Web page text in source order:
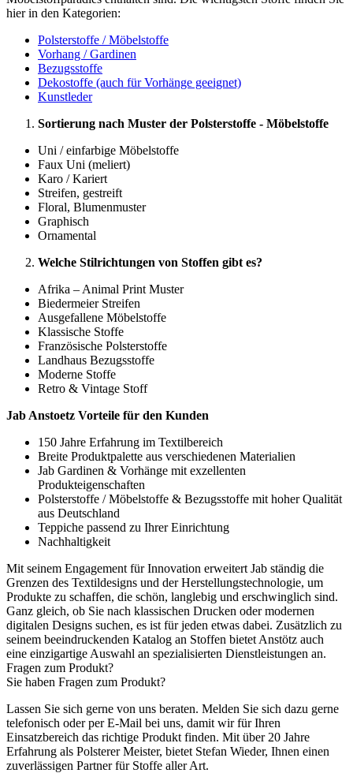
hier in den Kategorien:
Polsterstoffe / Möbelstoffe
Vorhang / Gardinen
Bezugsstoffe
Dekostoffe (auch für Vorhänge geeignet)
Kunstleder
Sortierung nach Muster der Polsterstoffe - Möbelstoffe
Uni / einfarbige Möbelstoffe
Faux Uni (meliert)
Karo / Kariert
Streifen, gestreift
Floral, Blumenmuster
Graphisch
Ornamental
Welche Stilrichtungen von Stoffen gibt es?
Afrika – Animal Print Muster
Biedermeier Streifen
Ausgefallene Möbelstoffe
Klassische Stoffe
Französische Polsterstoffe
Landhaus Bezugsstoffe
Moderne Stoffe
Retro & Vintage Stoff
Jab Anstoetz Vorteile für den Kunden
150 Jahre Erfahrung im Textilbereich
Breite Produktpalette aus verschiedenen Materialien
Jab Gardinen & Vorhänge mit exzellenten
Produkteigenschaften
Polsterstoffe / Möbelstoffe & Bezugsstoffe mit hoher Qualität
aus Deutschland
Teppiche passend zu Ihrer Einrichtung
Nachhaltigkeit
Mit seinem Engagement für Innovation erweitert Jab ständig die
Grenzen des Textildesigns und der Herstellungstechnologie, um
Produkte zu schaffen, die schön, langlebig und erschwinglich sind.
Ganz gleich, ob Sie nach klassischen Drucken oder modernen
digitalen Designs suchen, es ist für jeden etwas dabei. Zusätzlich zu
seinem beeindruckenden Katalog an Stoffen bietet Anstötz auch
eine einzigartige Auswahl an spezialisierten Dienstleistungen an.
Fragen zum Produkt?
Sie haben Fragen zum Produkt?
Lassen Sie sich gerne von uns beraten. Melden Sie sich dazu gerne
telefonisch oder per E-Mail bei uns, damit wir für Ihren
Einsatzbereich das richtige Produkt finden. Mit über 20 Jahre
Erfahrung als Polsterer Meister, bietet Stefan Wieder, Ihnen einen
zuverlässigen Partner für Stoffe aller Art.